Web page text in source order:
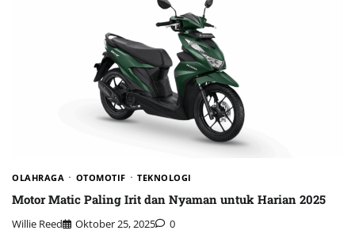
OLAHRAGA OTOMOTIF TEKNOLOGI
Motor Matic Paling Irit dan Nyaman untuk Harian 2025
Willie Reed Oktober 25, 2025 0